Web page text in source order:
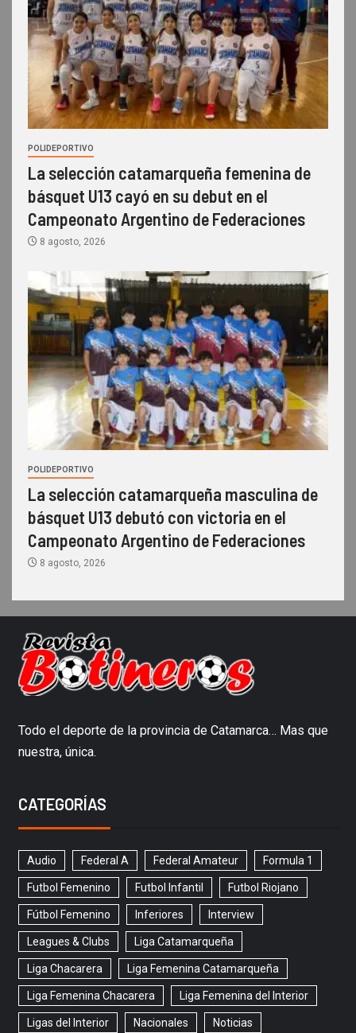
POLIDEPORTIVO
La selección catamarqueña femenina de
básquet U13 cayó en su debut en el
Campeonato Argentino de Federaciones
8 agosto, 2026
POLIDEPORTIVO
La selección catamarqueña masculina de
básquet U13 debutó con victoria en el
Campeonato Argentino de Federaciones
8 agosto, 2026
Todo el deporte de la provincia de Catamarca… Mas que
nuestra, única.
CATEGORÍAS
Audio Federal A Federal Amateur Formula 1
Futbol Femenino Futbol Infantil Futbol Riojano
Fútbol Femenino Inferiores Interview
Leagues & Clubs Liga Catamarqueña
Liga Chacarera Liga Femenina Catamarqueña
Liga Femenina Chacarera Liga Femenina del Interior
Ligas del Interior Nacionales Noticias